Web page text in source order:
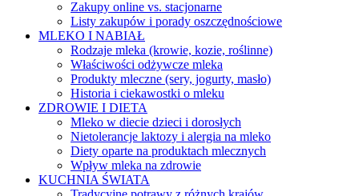
Zakupy online vs. stacjonarne
Listy zakupów i porady oszczędnościowe
MLEKO I NABIAŁ
Rodzaje mleka (krowie, kozie, roślinne)
Właściwości odżywcze mleka
Produkty mleczne (sery, jogurty, masło)
Historia i ciekawostki o mleku
ZDROWIE I DIETA
Mleko w diecie dzieci i dorosłych
Nietolerancje laktozy i alergia na mleko
Diety oparte na produktach mlecznych
Wpływ mleka na zdrowie
KUCHNIA ŚWIATA